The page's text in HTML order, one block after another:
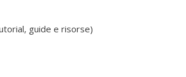
guide e risorse)